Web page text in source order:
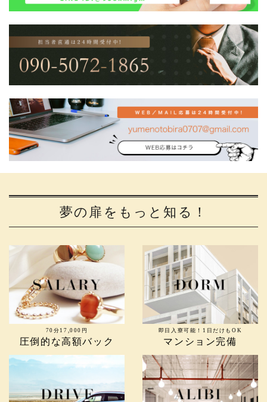
夢の扉をもっと知る！
70分17,000円
圧倒的な高額バック
即日入寮可能！1日だけもOK
マンション完備